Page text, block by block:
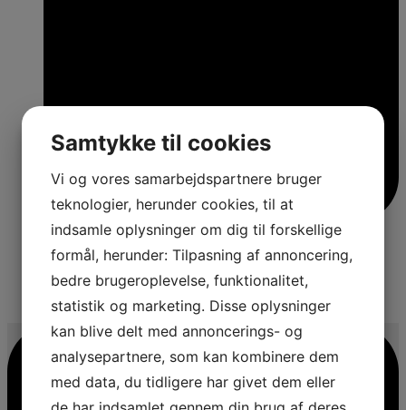
Samtykke til cookies
Vi og vores samarbejdspartnere bruger
teknologier, herunder cookies, til at
indsamle oplysninger om dig til forskellige
formål, herunder: Tilpasning af annoncering,
bedre brugeroplevelse, funktionalitet,
statistik og marketing. Disse oplysninger
kan blive delt med annoncerings- og
analysepartnere, som kan kombinere dem
med data, du tidligere har givet dem eller